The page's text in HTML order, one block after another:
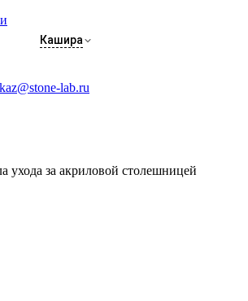
Кашира
lab.ru
ухода за акриловой столешницей